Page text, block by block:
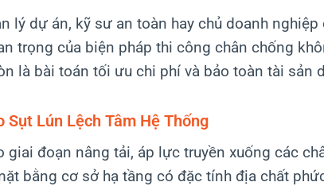
lý dự án, kỹ sư an toàn hay chủ doanh nghiệp
trọng của biện pháp thi công chân chống
là bài toán tối ưu chi phí và bảo toàn tài sản
Sụt Lún Lệch Tâm Hệ Thống
giai đoạn nâng tải, áp lực truyền xuống các
bằng cơ sở hạ tầng có đặc tính địa chất